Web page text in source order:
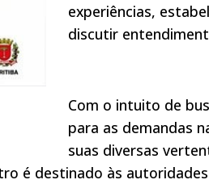
experiências,
discutir
Com o intuito de
para as demandas
suas diversas
é destinado às